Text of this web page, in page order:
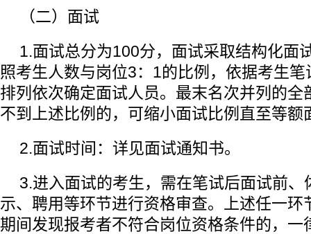
（二）面试
1.面试总分为100分，面试采取结构化面
照考生人数与岗位3：1的比例，依据考生
排列依次确定面试人员。最末名次并列的全
不到上述比例的，可缩小面试比例直至等额
2.面试时间：详见面试通知书。
3.进入面试的考生，需在笔试后面试前、
示、聘用等环节进行资格审查。上述任一环
期间发现报考者不符合岗位资格条件的，一